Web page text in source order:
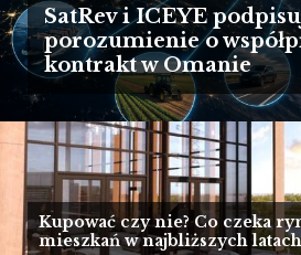
NIERUCHOMOŚCI
TURYSTYKA
MOTORYZACJA
LIFESTYLE
KULTURA
SatRev i ICEYE
porozumienie o
kontrakt w Omanie
Kupować czy nie? Co czeka
mieszkań w najbliższych latach